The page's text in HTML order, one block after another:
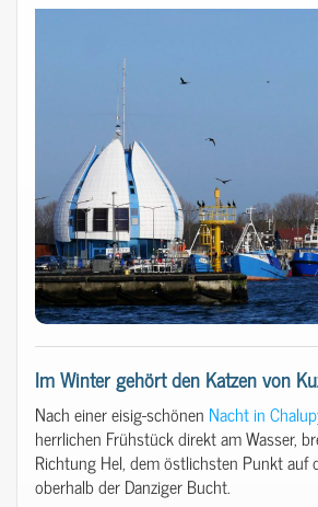
Im Winter gehört den Katzen von
Nach einer eisig-schönen Nacht in
herrlichen Frühstück direkt am Wasser,
Richtung Hel, dem östlichsten Punkt auf
oberhalb der Danziger Bucht.